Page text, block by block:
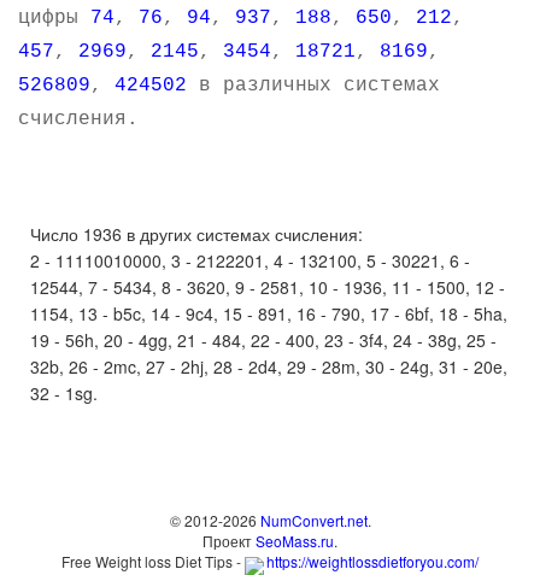
цифры 74, 76, 94, 937, 188, 650, 212,
457, 2969, 2145, 3454, 18721, 8169,
526809, 424502 в различных системах
счисления.
Число 1936 в других системах счисления:
2 - 11110010000, 3 - 2122201, 4 - 132100, 5 - 30221, 6 -
12544, 7 - 5434, 8 - 3620, 9 - 2581, 10 - 1936, 11 - 1500, 12 -
1154, 13 - b5c, 14 - 9c4, 15 - 891, 16 - 790, 17 - 6bf, 18 - 5ha,
19 - 56h, 20 - 4gg, 21 - 484, 22 - 400, 23 - 3f4, 24 - 38g, 25 -
32b, 26 - 2mc, 27 - 2hj, 28 - 2d4, 29 - 28m, 30 - 24g, 31 - 20e,
32 - 1sg.
© 2012-2026 NumConvert.net.
ПроектSeoMass.ru.
Free Weight loss Diet Tips -
https://weightlossdietforyou.com/